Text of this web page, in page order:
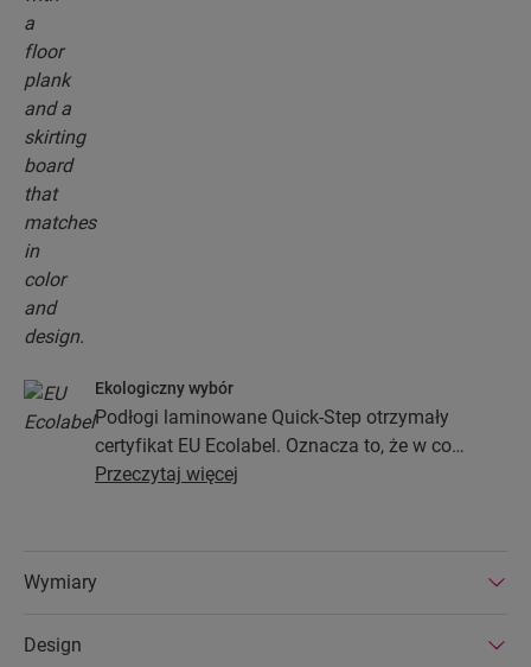
Ekologiczny wybór
Podłogi laminowane Quick-Step otrzymały
certyfikat EU Ecolabel. Oznacza to, że w co
najmniej 80% zostały wykonane z drewna
fabrykach. Podłogi laminowane Quick-Step
Przeczytaj więcej
Wymiary
Design